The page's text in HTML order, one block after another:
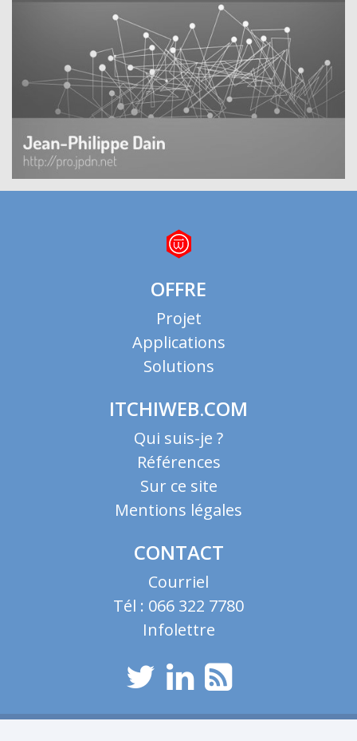
OFFRE
Projet
Applications
Solutions
ITCHIWEB.COM
Qui suis-je ?
Références
Sur ce site
Mentions légales
CONTACT
Courriel
Tél : 066 322 7780
Infolettre